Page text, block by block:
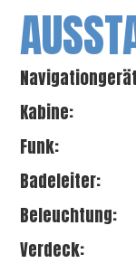
Kabine:
Funk:
Badeleiter:
Beleuchtung:
Verdeck: